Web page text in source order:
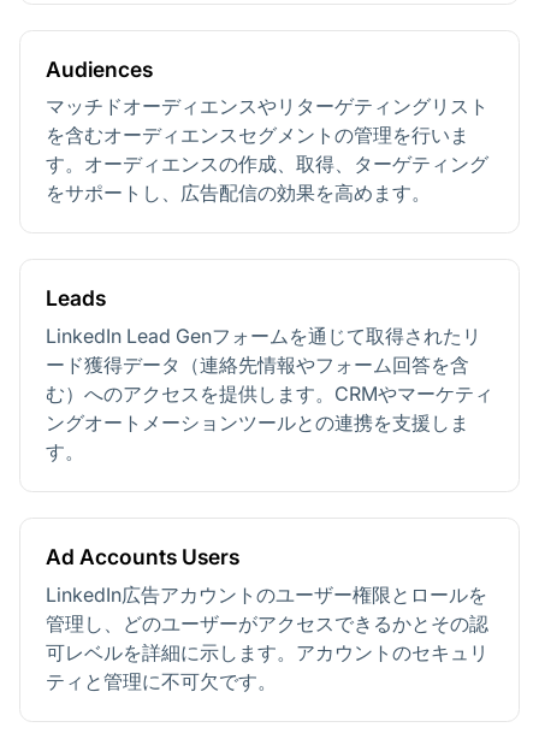
Audiences
マッチドオーディエンスやリターゲティングリスト
を含むオーディエンスセグメントの管理を行いま
す。オーディエンスの作成、取得、ターゲティング
をサポートし、広告配信の効果を高めます。
Leads
LinkedIn Lead Genフォームを通じて取得されたリ
ード獲得データ（連絡先情報やフォーム回答を含
む）へのアクセスを提供します。CRMやマーケティ
ングオートメーションツールとの連携を支援しま
す。
Ad Accounts Users
LinkedIn広告アカウントのユーザー権限とロールを
管理し、どのユーザーがアクセスできるかとその認
可レベルを詳細に示します。アカウントのセキュリ
ティと管理に不可欠です。